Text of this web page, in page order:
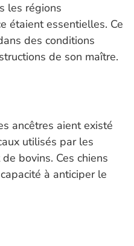
les régions
étaient essentielles. Ce
des conditions
de son maître.
ancêtres aient existé
utilisés par les
bovins. Ces chiens
à anticiper le